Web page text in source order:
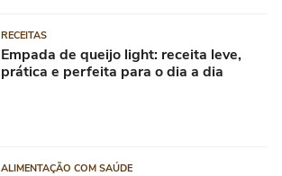
RECEITAS
Empada de queijo light: receita leve,
prática e perfeita para o dia a dia
ALIMENTAÇÃO COM SAÚDE